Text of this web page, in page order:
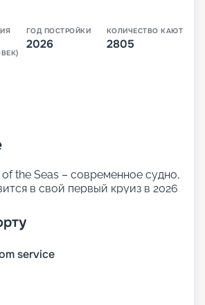
ГОД ПОСТРОЙКИ
2026
КОЛИЧЕСТВО КАЮТ
2805
the Seas – современное судно,
в свой первый круиз в 2026
и показателям
Oasis. 20 палуб лайнера
огромное количество
развлечений для взрослых
отправится в свои первые
service